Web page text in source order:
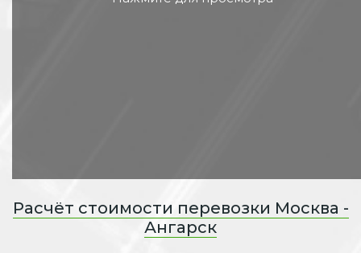
Расчёт стоимости перевозки Москва -
Ангарск